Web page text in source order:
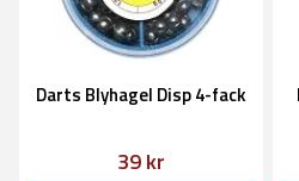
Darts Blyhagel Disp 4-fack
39 kr